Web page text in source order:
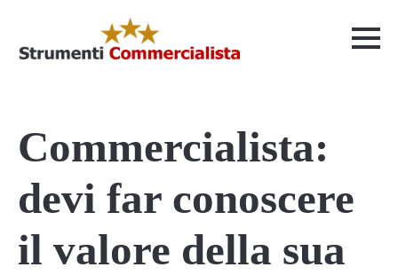
Commercialista:
devi far conoscere
il valore della sua